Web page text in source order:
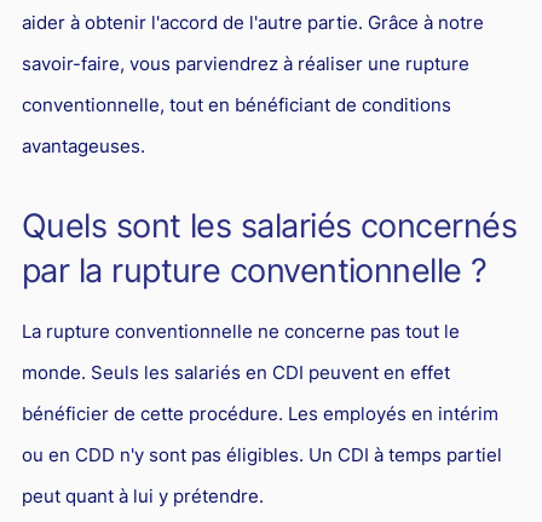
aider à obtenir l'accord de l'autre partie. Grâce à notre
savoir-faire, vous parviendrez à réaliser une rupture
conventionnelle, tout en bénéficiant de conditions
avantageuses.
Quels sont les salariés concernés
par la rupture conventionnelle ?
La rupture conventionnelle ne concerne pas tout le
monde. Seuls les salariés en CDI peuvent en effet
bénéficier de cette procédure. Les employés en intérim
ou en CDD n'y sont pas éligibles. Un CDI à temps partiel
peut quant à lui y prétendre.